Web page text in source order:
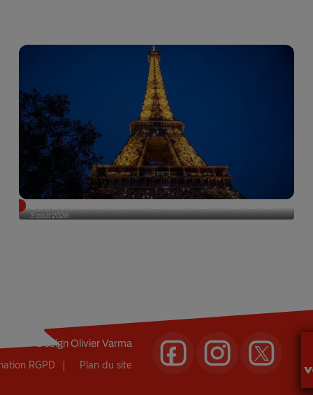
3 août 2026
DesignOlivier Varma
RGPD Plan du site